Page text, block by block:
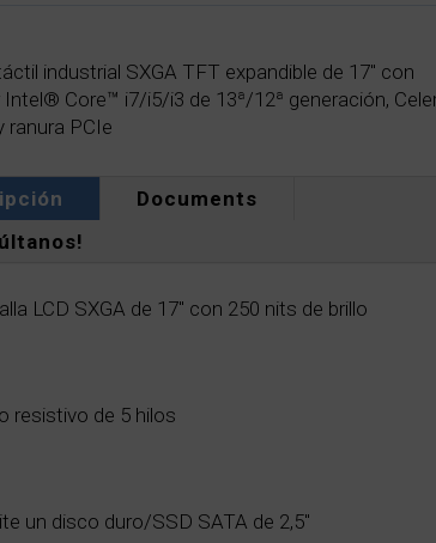
industrial SXGA TFT expandible de 17″ con
Core™ i7/i5/i3 de 13ª/12ª generación,
PCIe
Documents
LCD SXGA de 17" con 250 nits de brillo
resistivo de 5 hilos
un disco duro/SSD SATA de 2,5"